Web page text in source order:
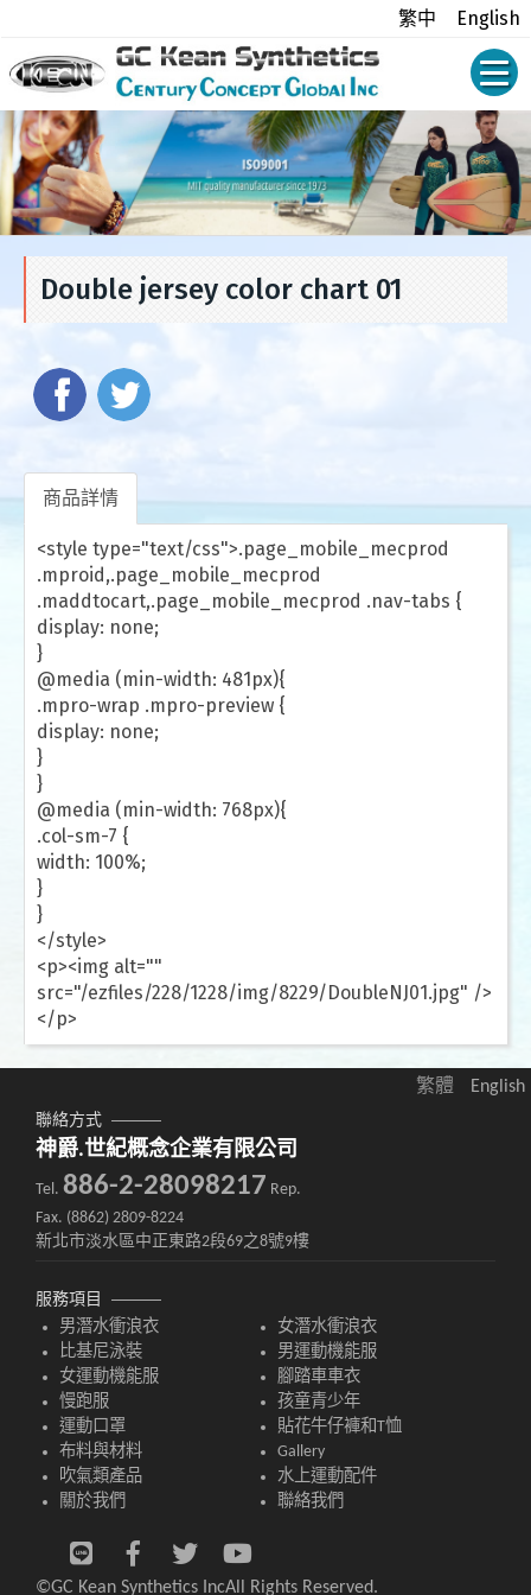
繁中 English
Double jersey color chart 01
商品詳情
<style type="text/css">.page_mobile_mecprod
.mproid,.page_mobile_mecprod
.maddtocart,.page_mobile_mecprod .nav-tabs {
display: none;
}
@media (min-width: 481px){
.mpro-wrap .mpro-preview {
display: none;
}
}
@media (min-width: 768px){
.col-sm-7 {
width: 100%;
}
}
</style>
<p><img alt=""
src="/ezfiles/228/1228/img/8229/DoubleNJ01.jpg" />
</p>
繁體 English
聯絡方式
神爵.世紀概念企業有限公司
Tel. 886-2-28098217 Rep.
Fax. (8862) 2809-8224
新北市淡水區中正東路2段69之8號9樓
服務項目
男潛水衝浪衣
女潛水衝浪衣
比基尼泳裝
男運動機能服
女運動機能服
腳踏車車衣
慢跑服
孩童青少年
運動口罩
貼花牛仔褲和T恤
布料與材料
Gallery
吹氣類產品
水上運動配件
關於我們
聯絡我們
©GC Kean Synthetics IncAll Rights Reserved.